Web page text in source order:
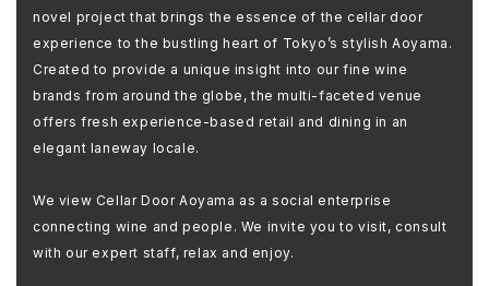
novel project that brings the essence of the cellar door
experience to the bustling heart of Tokyo’s stylish Aoyama.
Created to provide a unique insight into our fine wine
brands from around the globe, the multi-faceted venue
offers fresh experience-based retail and dining in an
elegant laneway locale.
We view Cellar Door Aoyama as a social enterprise
connecting wine and people. We invite you to visit, consult
with our expert staff, relax and enjoy.